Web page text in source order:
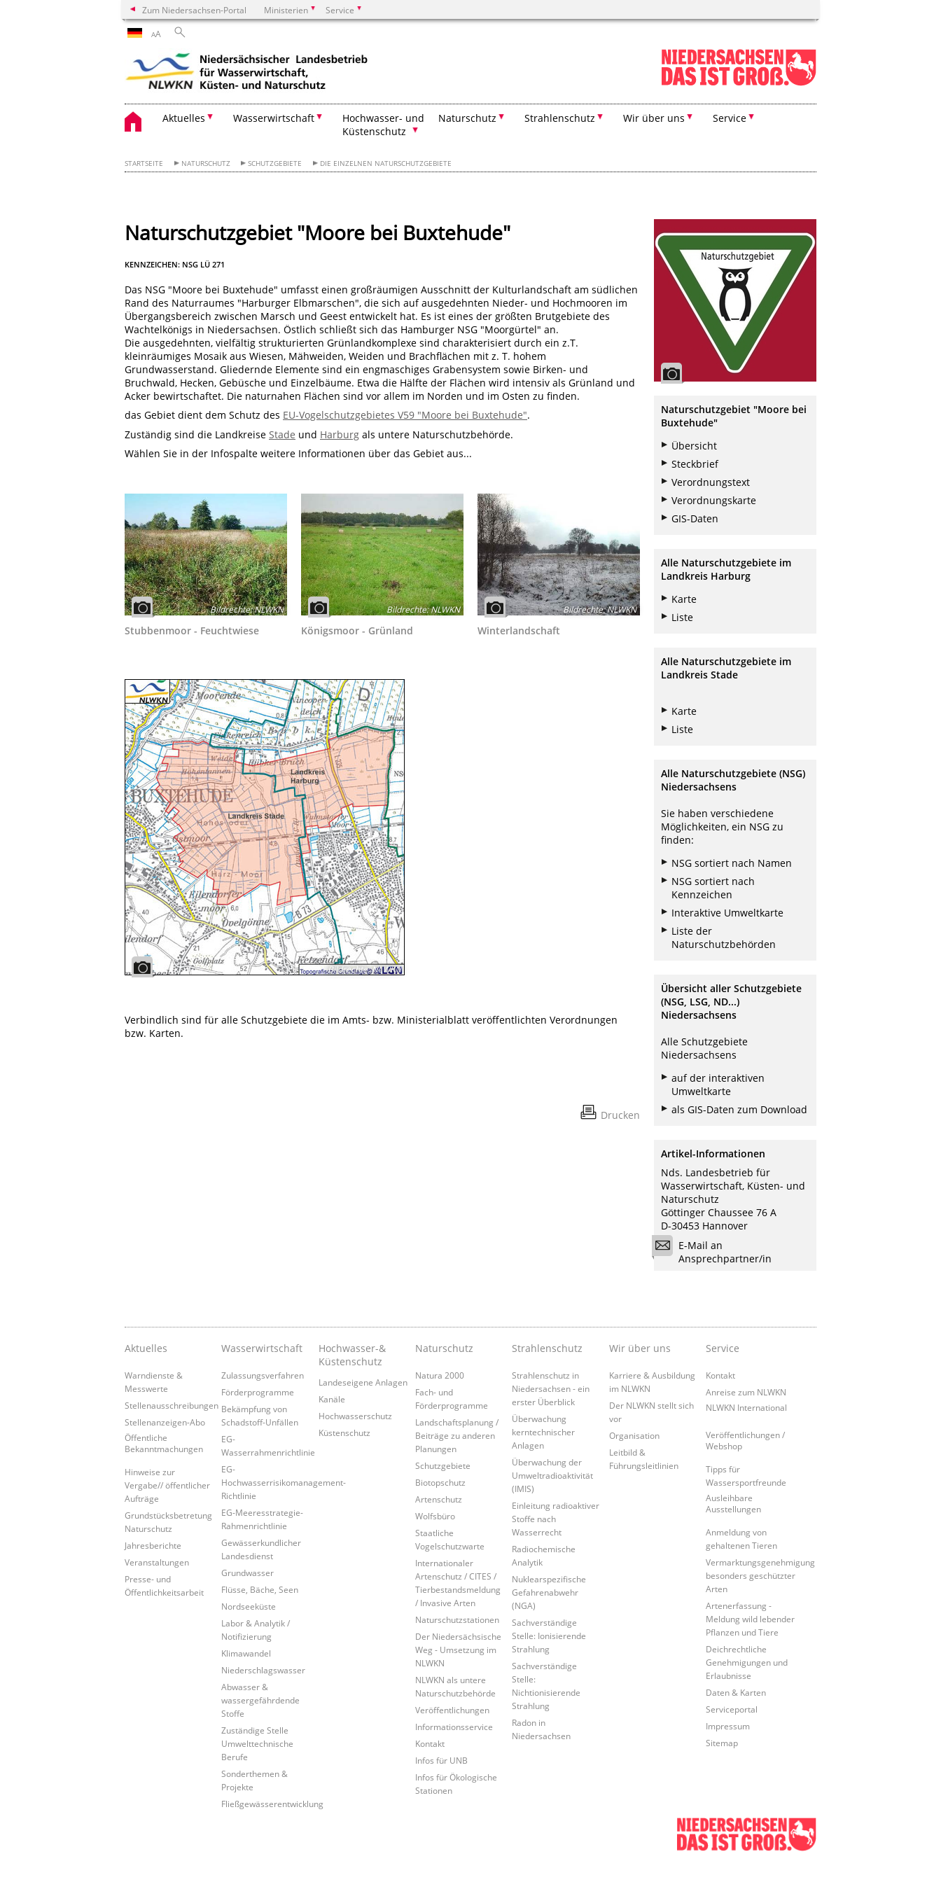
Zum Niedersachsen-Portal Ministerien Service
AA
Aktuelles Wasserwirtschaft
Hochwasser- und
Küstenschutz
Naturschutz Strahlenschutz Wir über uns Service
STARTSEITE NATURSCHUTZ SCHUTZGEBIETE DIE EINZELNEN NATURSCHUTZGEBIETE
Naturschutzgebiet "Moore bei Buxtehude"
KENNZEICHEN: NSG LÜ 271
Das NSG "Moore bei Buxtehude" umfasst einen großräumigen Ausschnitt der Kulturlandschaft am südlichen
Rand des Naturraumes "Harburger Elbmarschen", die sich auf ausgedehnten Nieder- und Hochmooren im
Übergangsbereich zwischen Marsch und Geest entwickelt hat. Es ist eines der größten Brutgebiete des
Wachtelkönigs in Niedersachsen. Östlich schließt sich das Hamburger NSG "Moorgürtel" an.
Die ausgedehnten, vielfältig strukturierten Grünlandkomplexe sind charakterisiert durch ein z.T.
kleinräumiges Mosaik aus Wiesen, Mähweiden, Weiden und Brachflächen mit z. T. hohem
Grundwasserstand. Gliedernde Elemente sind ein engmaschiges Grabensystem sowie Birken- und
Bruchwald, Hecken, Gebüsche und Einzelbäume. Etwa die Hälfte der Flächen wird intensiv als Grünland und
Acker bewirtschaftet. Die naturnahen Flächen sind vor allem im Norden und im Osten zu finden.
das Gebiet dient dem Schutz des EU-Vogelschutzgebietes V59 "Moore bei Buxtehude".
Zuständig sind die Landkreise Stade und Harburg als untere Naturschutzbehörde.
Wählen Sie in der Infospalte weitere Informationen über das Gebiet aus...
Bildrechte:NLWKN
Stubbenmoor - Feuchtwiese
Bildrechte:NLWKN
Königsmoor - Grünland
Bildrechte:NLWKN
Winterlandschaft
Bildrechte:NLWKN
Verbindlich sind für alle Schutzgebiete die im Amts- bzw. Ministerialblatt veröffentlichten Verordnungen
bzw. Karten.
Drucken
Naturschutzgebiet "Moore bei
Buxtehude"
Übersicht
Steckbrief
Verordnungstext
Verordnungskarte
GIS-Daten
Alle Naturschutzgebiete im
Landkreis Harburg
Karte
Liste
Alle Naturschutzgebiete im
Landkreis Stade
Karte
Liste
Alle Naturschutzgebiete (NSG)
Niedersachsens
Sie haben verschiedene
Möglichkeiten, ein NSG zu
finden:
NSG sortiert nach Namen
NSG sortiert nach
Kennzeichen
Interaktive Umweltkarte
Liste der
Naturschutzbehörden
Übersicht aller Schutzgebiete
(NSG, LSG, ND...)
Niedersachsens
Alle Schutzgebiete
Niedersachsens
auf der interaktiven
Umweltkarte
als GIS-Daten zum Download
Artikel-Informationen
Nds. Landesbetrieb für
Wasserwirtschaft, Küsten- und
Naturschutz
Göttinger Chaussee 76 A
D-30453 Hannover
E-Mail an
Ansprechpartner/in
Aktuelles
Warndienste &
Messwerte
Stellenausschreibungen
Stellenanzeigen-Abo
Öffentliche
Bekanntmachungen
Hinweise zur
Vergabe// öffentlicher
Aufträge
Grundstücksbetretung
Naturschutz
Jahresberichte
Veranstaltungen
Presse- und
Öffentlichkeitsarbeit
Wasserwirtschaft
Zulassungsverfahren
Förderprogramme
Bekämpfung von
Schadstoff-Unfällen
EG-
Wasserrahmenrichtlinie
EG-
Hochwasserrisikomanagement-
Richtlinie
EG-Meeresstrategie-
Rahmenrichtlinie
Gewässerkundlicher
Landesdienst
Grundwasser
Flüsse, Bäche, Seen
Nordseeküste
Labor & Analytik /
Notifizierung
Klimawandel
Niederschlagswasser
Abwasser &
wassergefährdende
Stoffe
Zuständige Stelle
Umwelttechnische
Berufe
Sonderthemen &
Projekte
Fließgewässerentwicklung
Hochwasser-&
Küstenschutz
Landeseigene Anlagen
Kanäle
Hochwasserschutz
Küstenschutz
Naturschutz
Natura 2000
Fach- und
Förderprogramme
Landschaftsplanung /
Beiträge zu anderen
Planungen
Schutzgebiete
Biotopschutz
Artenschutz
Wolfsbüro
Staatliche
Vogelschutzwarte
Internationaler
Artenschutz / CITES /
Tierbestandsmeldung
/ Invasive Arten
Naturschutzstationen
Der Niedersächsische
Weg - Umsetzung im
NLWKN
NLWKN als untere
Naturschutzbehörde
Veröffentlichungen
Informationsservice
Kontakt
Infos für UNB
Infos für Ökologische
Stationen
Strahlenschutz
Strahlenschutz in
Niedersachsen - ein
erster Überblick
Überwachung
kerntechnischer
Anlagen
Überwachung der
Umweltradioaktivität
(IMIS)
Einleitung radioaktiver
Stoffe nach
Wasserrecht
Radiochemische
Analytik
Nuklearspezifische
Gefahrenabwehr
(NGA)
Sachverständige
Stelle: Ionisierende
Strahlung
Sachverständige
Stelle:
Nichtionisierende
Strahlung
Radon in
Niedersachsen
Wir über uns
Karriere & Ausbildung
im NLWKN
Der NLWKN stellt sich
vor
Organisation
Leitbild &
Führungsleitlinien
Service
Kontakt
Anreise zum NLWKN
NLWKN International
Veröffentlichungen /
Webshop
Tipps für
Wassersportfreunde
Ausleihbare
Ausstellungen
Anmeldung von
gehaltenen Tieren
Vermarktungsgenehmigung
besonders geschützter
Arten
Artenerfassung -
Meldung wild lebender
Pflanzen und Tiere
Deichrechtliche
Genehmigungen und
Erlaubnisse
Daten & Karten
Serviceportal
Impressum
Sitemap